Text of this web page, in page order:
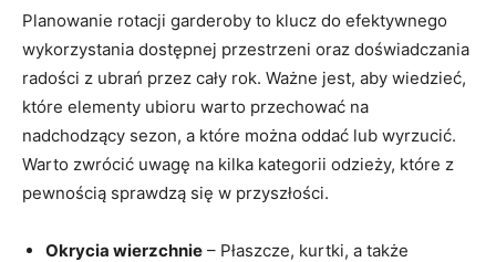
Planowanie rotacji garderoby to klucz⁤ do efektywnego
wykorzystania dostępnej przestrzeni⁢ oraz doświadczania
radości ​z ubrań​ przez cały rok. Ważne jest, aby wiedzieć,
które elementy ubioru warto przechować na
nadchodzący sezon, ‍a które można oddać ‌lub wyrzucić.
Warto zwrócić uwagę⁢ na kilka kategorii odzieży, które z
⁢pewnością sprawdzą się w przyszłości.
Okrycia wierzchnie – Płaszcze, kurtki, a także